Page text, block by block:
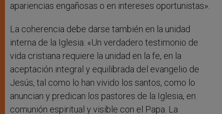
apariencias engañosas o en intereses oportunistas».
La coherencia debe darse también en la unidad
interna de la Iglesia: «Un verdadero testimonio de
vida cristiana requiere la unidad en la fe, en la
aceptación integral y equilibrada del evangelio de
Jesús, tal como lo han vivido los santos, como lo
anuncian y predican los pastores de la Iglesia, en
comunión espiritual y visible con el Papa. La